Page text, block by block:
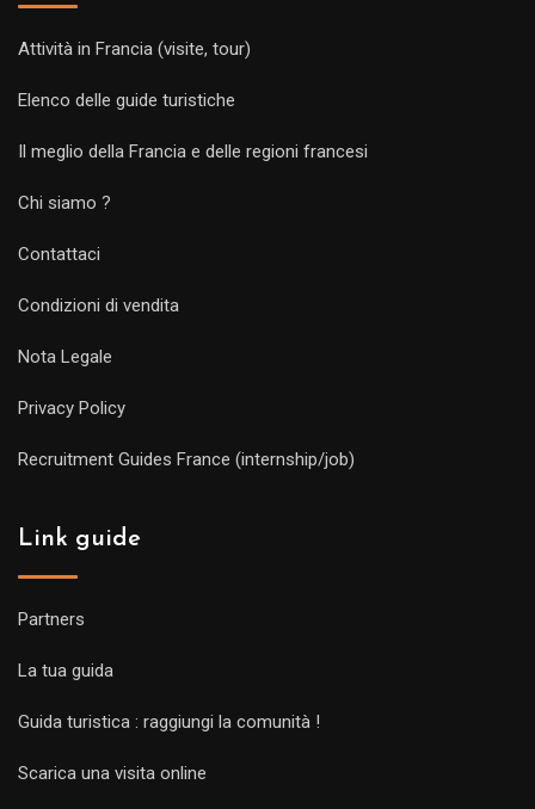
Attività in Francia (visite, tour)
Elenco delle guide turistiche
Il meglio della Francia e delle regioni francesi
Chi siamo ?
Contattaci
Condizioni di vendita
Nota Legale
Privacy Policy
Recruitment Guides France (internship/job)
Link guide
Partners
La tua guida
Guida turistica : raggiungi la comunità !
Scarica una visita online